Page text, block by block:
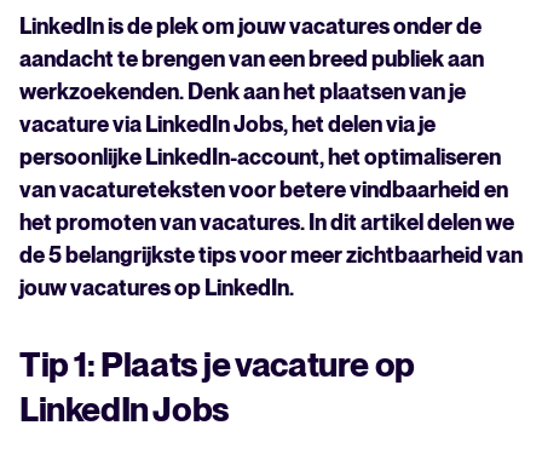
Tip 4: Deel je vacature ook op persoonlijke en
bedrijfspagina’s
Tip 5: LinkedIn-vacatures promoten via
advertenties en gesponsorde content
Deel je vacatures ook via andere vacaturesites
LinkedIn is de plek om jouw vacatures onder de
aandacht te brengen van een breed publiek aan
werkzoekenden. Denk aan het plaatsen van je
vacature via LinkedIn Jobs, het delen via je
persoonlijke LinkedIn-account, het optimaliseren
van vacatureteksten voor betere vindbaarheid en
het promoten van vacatures. In dit artikel delen we
de 5 belangrijkste tips voor meer zichtbaarheid van
jouw vacatures op LinkedIn.
Tip 1: Plaats je vacature op
LinkedIn Jobs